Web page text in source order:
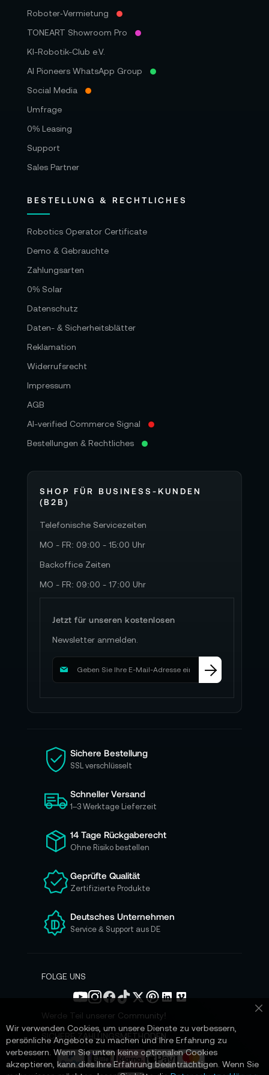
Roboter‑Vermietung
TONEART Showroom Pro
KI-Robotik-Club e.V.
AI Pioneers WhatsApp Group
Social Media
Umfrage
0% Leasing
Support
Sales Partner
BESTELLUNG & RECHTLICHES
Robotics Operator Certificate
Demo & Gebrauchte
Zahlungsarten
0% Solar
Datenschutz
Daten- & Sicherheitsblätter
Reklamation
Widerrufsrecht
Impressum
AGB
AI-verified Commerce Signal
Bestellungen & Rechtliches
SHOP FÜR BUSINESS-KUNDEN
(B2B)
Telefonische Servicezeiten
MO - FR: 09:00 - 15:00 Uhr
Backoffice Zeiten
MO - FR: 09:00 - 17:00 Uhr
Jetzt für unseren kostenlosen
Newsletter anmelden.
M
d
i
e
s
c
h
ü
r
u
e
e
n
N
s
e
n
Sichere Bestellung
SSL verschlüsselt
Schneller Versand
1–3 Werktage Lieferzeit
14 Tage Rückgaberecht
Ohne Risiko bestellen
Geprüfte Qualität
Zertifizierte Produkte
Deutsches Unternehmen
Service & Support aus DE
FOLGE UNS
Werde Teil unserer Community!
SICHERE ZAHLUNGSMETHODEN
Wir verwenden Cookies, um unsere Dienste zu verbessern,
persönliche Angebote zu machen und Ihre Erfahrung zu
verbessern. Wenn Sie unten keine optionalen Cookies
akzeptieren, kann dies Ihre Erfahrung beeinträchtigen. Wenn Sie